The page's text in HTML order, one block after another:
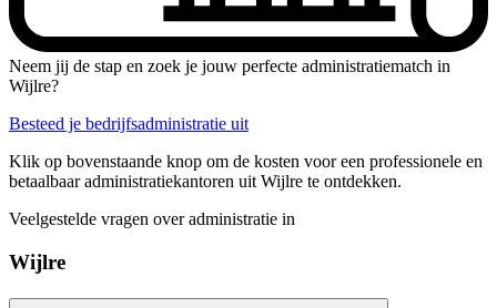
Neem jij de stap en zoek je jouw perfecte administratiematch in
Wijlre?
Besteed je bedrijfsadministratie uit
Klik op bovenstaande knop om de kosten voor een professionele en
betaalbaar administratiekantoren uit Wijlre te ontdekken.
Veelgestelde vragen over administratie in
Wijlre